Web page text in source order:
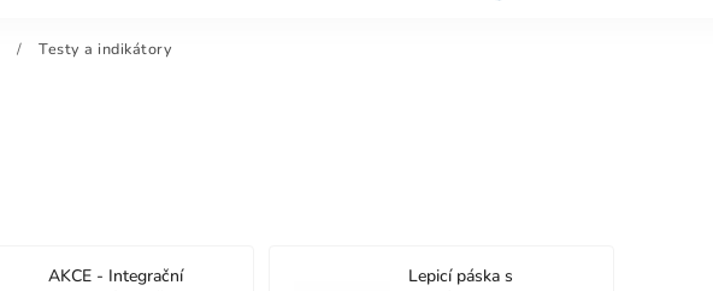
/ Testy a indikátory
AKCE - Integrační
Lepicí páska s